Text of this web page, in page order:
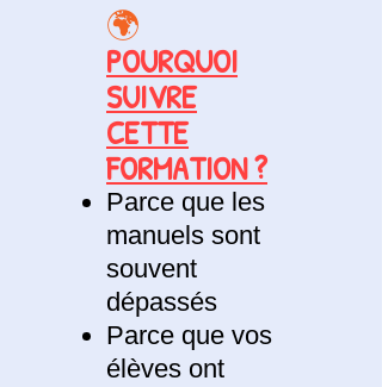
🌍
POURQUOI
SUIVRE
CETTE
FORMATION ?
Parce que les
manuels sont
souvent
dépassés
Parce que vos
élèves ont